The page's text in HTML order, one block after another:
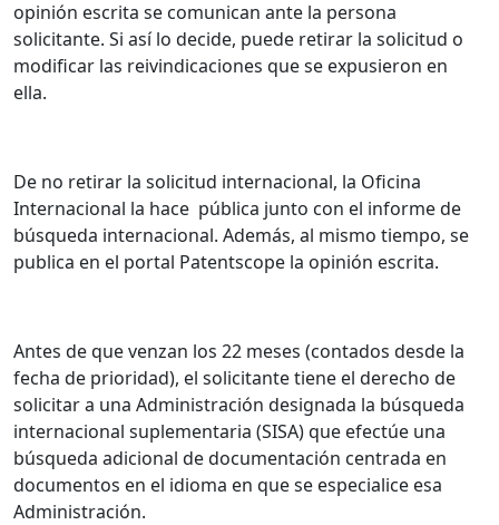
opinión escrita se comunican ante la persona
solicitante. Si así lo decide, puede retirar la solicitud o
modificar las reivindicaciones que se expusieron en
ella.
De no retirar la solicitud internacional, la Oficina
Internacional la hace pública junto con el informe de
búsqueda internacional. Además, al mismo tiempo, se
publica en el portal Patentscope la opinión escrita.
Antes de que venzan los 22 meses (contados desde la
fecha de prioridad), el solicitante tiene el derecho de
solicitar a una Administración designada la búsqueda
internacional suplementaria (SISA) que efectúe una
búsqueda adicional de documentación centrada en
documentos en el idioma en que se especialice esa
Administración.